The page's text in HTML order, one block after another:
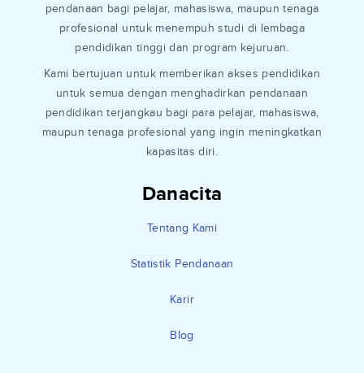
Danacita
Tentang Kami
Statistik Pendanaan
Karir
Blog
pendanaan bagi pelajar, mahasiswa, maupun tenaga
profesional untuk menempuh studi di lembaga
pendidikan tinggi dan program kejuruan.
Kami bertujuan untuk memberikan akses pendidikan
untuk semua dengan menghadirkan pendanaan
pendidikan terjangkau bagi para pelajar, mahasiswa,
maupun tenaga profesional yang ingin meningkatkan
kapasitas diri.